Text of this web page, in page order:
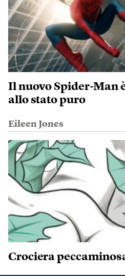
Il nuovo Spider-Man
allo stato puro
Eileen Jones
Crociera